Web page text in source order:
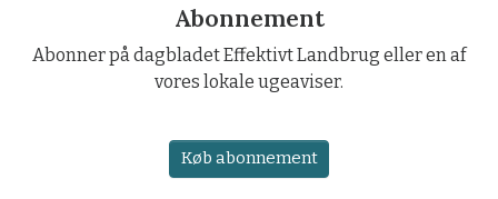
Abonnement
Abonner på dagbladet Effektivt Landbrug eller en af
vores lokale ugeaviser.
Køb abonnement